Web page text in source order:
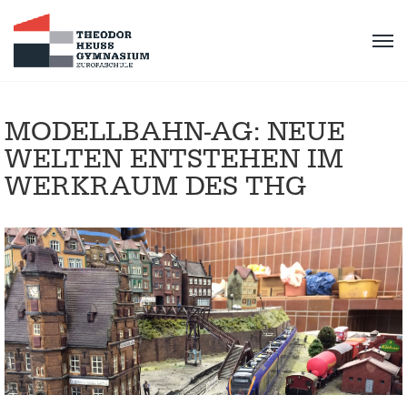
MODELLBAHN-AG: NEUE
WELTEN ENTSTEHEN IM
WERKRAUM DES THG